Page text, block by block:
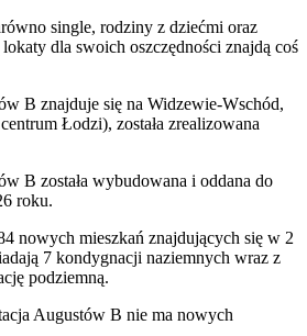
single, rodziny z dziećmi oraz
dla swoich oszczędności znajdą coś
B znajduje się na Widzewie-Wschód,
Łodzi), została zrealizowana
B została wybudowana i oddana do
roku.
nowych mieszkań znajdujących się w 2
7 kondygnacji naziemnych wraz z
podziemną.
Augustów B nie ma nowych